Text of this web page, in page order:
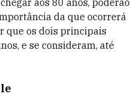
aos 80 anos, poderão
da que ocorrerá
que os dois principais
e se consideram, até